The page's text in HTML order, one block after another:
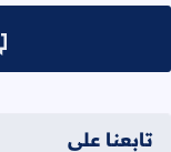
تابعنا على